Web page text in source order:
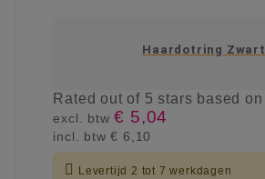
Haardotring Zwart
Ratedout of 5 stars based on
excl. btw€ 5,04
incl. btw€ 6,10
 Levertijd 2 tot 7 werkdagen